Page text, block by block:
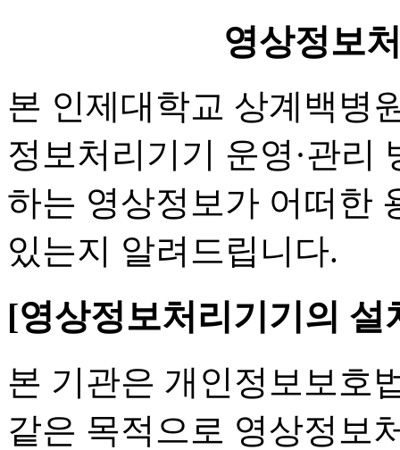
영상정보
본 인제대학교 상계백병
정보처리기기 운영·관리
하는 영상정보가 어떠한
있는지 알려드립니다.
[영상정보처리기기의
본 기관은 개인정보보호
같은 목적으로 영상정보